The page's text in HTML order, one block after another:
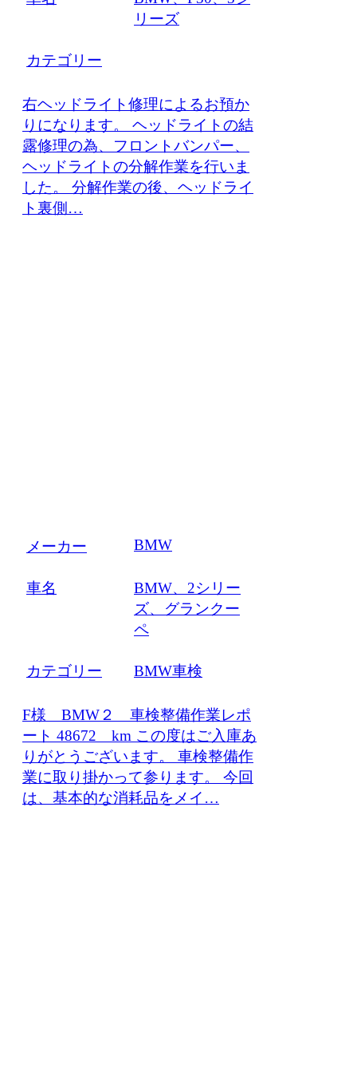
リーズ
カテゴリー
右ヘッドライト修理によるお預か
りになります。 ヘッドライトの結
露修理の為、フロントバンパー、
ヘッドライトの分解作業を行いま
した。 分解作業の後、ヘッドライ
ト裏側…
メーカー BMW
車名
BMW、2シリー
ズ、グランクー
ペ
カテゴリー BMW車検
F様 BMW２ 車検整備作業レポ
ート 48672 km この度はご入庫あ
りがとうございます。 車検整備作
業に取り掛かって参ります。 今回
は、基本的な消耗品をメイ…